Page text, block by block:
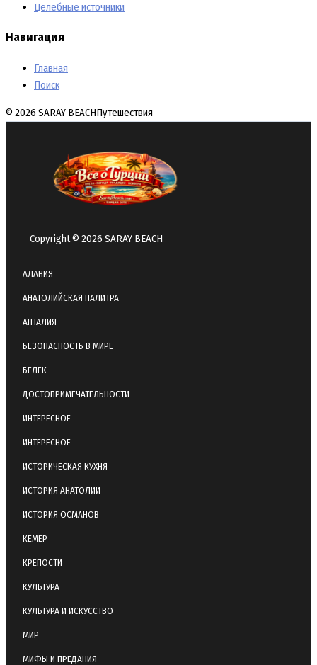
Целебные источники
Навигация
Главная
Поиск
© 2026 SARAY BEACHПутешествия
Copyright © 2026 SARAY BEACH
АЛАНИЯ
АНАТОЛИЙСКАЯ ПАЛИТРА
АНТАЛИЯ
БЕЗОПАСНОСТЬ В МИРЕ
БЕЛЕК
ДОСТОПРИМЕЧАТЕЛЬНОСТИ
ИНТЕРЕСНОЕ
ИНТЕРЕСНОЕ
ИСТОРИЧЕСКАЯ КУХНЯ
ИСТОРИЯ АНАТОЛИИ
ИСТОРИЯ ОСМАНОВ
КЕМЕР
КРЕПОСТИ
КУЛЬТУРА
КУЛЬТУРА И ИСКУССТВО
МИР
МИФЫ И ПРЕДАНИЯ